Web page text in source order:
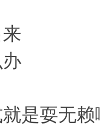
是耍无赖